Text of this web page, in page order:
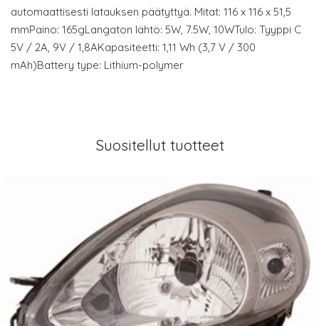
automaattisesti latauksen päätyttyä. Mitat: 116 x 116 x 51,5
mmPaino: 165gLangaton lähtö: 5W, 7.5W, 10WTulo: Tyyppi C
5V / 2A, 9V / 1,8AKapasiteetti: 1,11 Wh (3,7 V / 300
mAh)Battery type: Lithium-polymer
Suositellut tuotteet